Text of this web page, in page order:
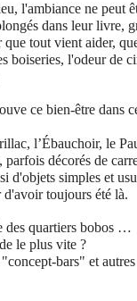
l'ambiance ne peut
dans leur livre,
tout vient aider,
boiseries, l'odeur de
ce bien-être dans
l’Ébauchoir, le
décorés de
d'objets simples et
toujours été là.
des quartiers bobos …
le plus vite ?
bars" et